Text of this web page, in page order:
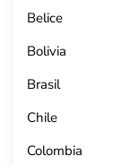
Belice
Bolivia
Brasil
Chile
Colombia